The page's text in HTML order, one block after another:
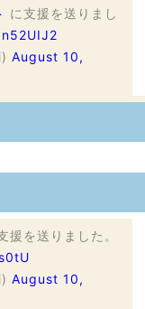
に支援を送りまし
August 10,
援を送りました。
August 10,